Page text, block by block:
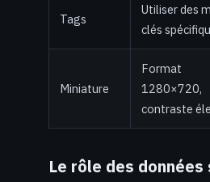
Tags
Utiliser des
clés
Miniature
Format
1280×720,
contraste
Le rôle des